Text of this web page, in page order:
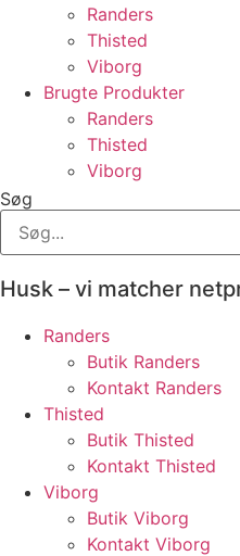
Randers
Thisted
Viborg
Brugte Produkter
Randers
Thisted
Viborg
Søg
Husk – vi matcher
Randers
Butik Randers
Kontakt Randers
Thisted
Butik Thisted
Kontakt Thisted
Viborg
Butik Viborg
Kontakt Viborg